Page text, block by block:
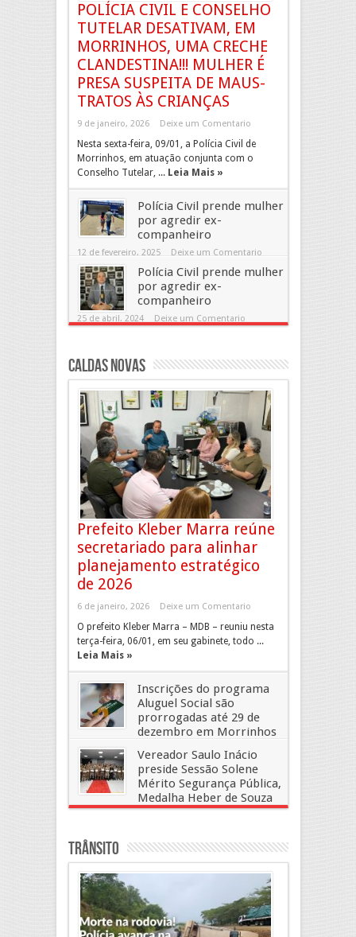
POLÍCIA CIVIL E CONSELHO
TUTELAR DESATIVAM, EM
MORRINHOS, UMA CRECHE
CLANDESTINA!!! MULHER É
PRESA SUSPEITA DE MAUS-
TRATOS ÀS CRIANÇAS
9 de janeiro, 2026 Deixe um Comentario
Nesta sexta-feira, 09/01, a Polícia Civil de
Morrinhos, em atuação conjunta com o
Conselho Tutelar, ... Leia Mais »
Polícia Civil prende mulher
por agredir ex-
companheiro
12 de fevereiro, 2025 Deixe um Comentario
Polícia Civil prende mulher
por agredir ex-
companheiro
25 de abril, 2024 Deixe um Comentario
Caldas Novas
Prefeito Kleber Marra reúne
secretariado para alinhar
planejamento estratégico
de 2026
6 de janeiro, 2026 Deixe um Comentario
O prefeito Kleber Marra – MDB – reuniu nesta
terça-feira, 06/01, em seu gabinete, todo ...
Leia Mais »
Inscrições do programa
Aluguel Social são
prorrogadas até 29 de
dezembro em Morrinhos
31 de dezembro, 2025 Deixe um Comentario
Vereador Saulo Inácio
preside Sessão Solene
Mérito Segurança Pública,
Medalha Heber de Souza
Lima
Trânsito